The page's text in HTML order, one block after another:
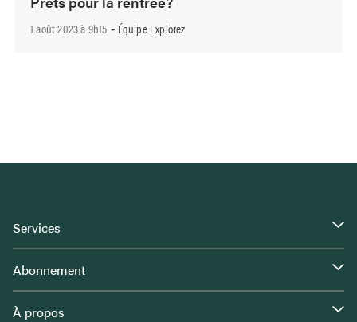
1 août 2023 à 9h15 - Équipe Explorez
Services
Abonnement
À propos